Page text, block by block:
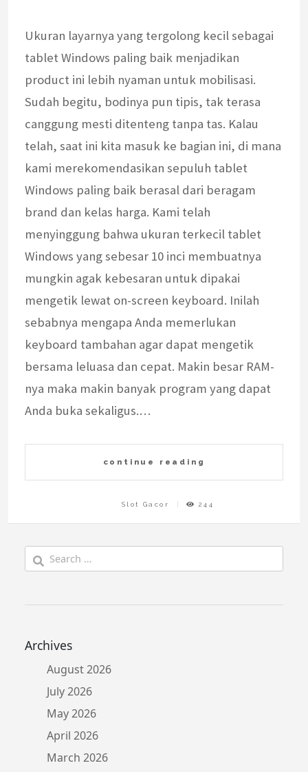
Ukuran layarnya yang tergolong kecil sebagai
tablet Windows paling baik menjadikan
product ini lebih nyaman untuk mobilisasi.
Sudah begitu, bodinya pun tipis, tak terasa
canggung mesti ditenteng tanpa tas. Kalau
telah, saat ini kita masuk ke bagian ini, di mana
kami merekomendasikan sepuluh tablet
Windows paling baik berasal dari beragam
brand dan kelas harga. Kami telah
menyinggung bahwa ukuran terkecil tablet
Windows yang sebesar 10 inci membuatnya
mungkin agak kebesaran untuk dipakai
mengetik lewat on-screen keyboard. Inilah
sebabnya mengapa Anda memerlukan
keyboard tambahan agar dapat mengetik
bersama leluasa dan cepat. Makin besar RAM-
nya maka makin banyak program yang dapat
Anda buka sekaligus.…
continue reading
Slot Gacor 244
Search
for:
Archives
August 2026
July 2026
May 2026
April 2026
March 2026